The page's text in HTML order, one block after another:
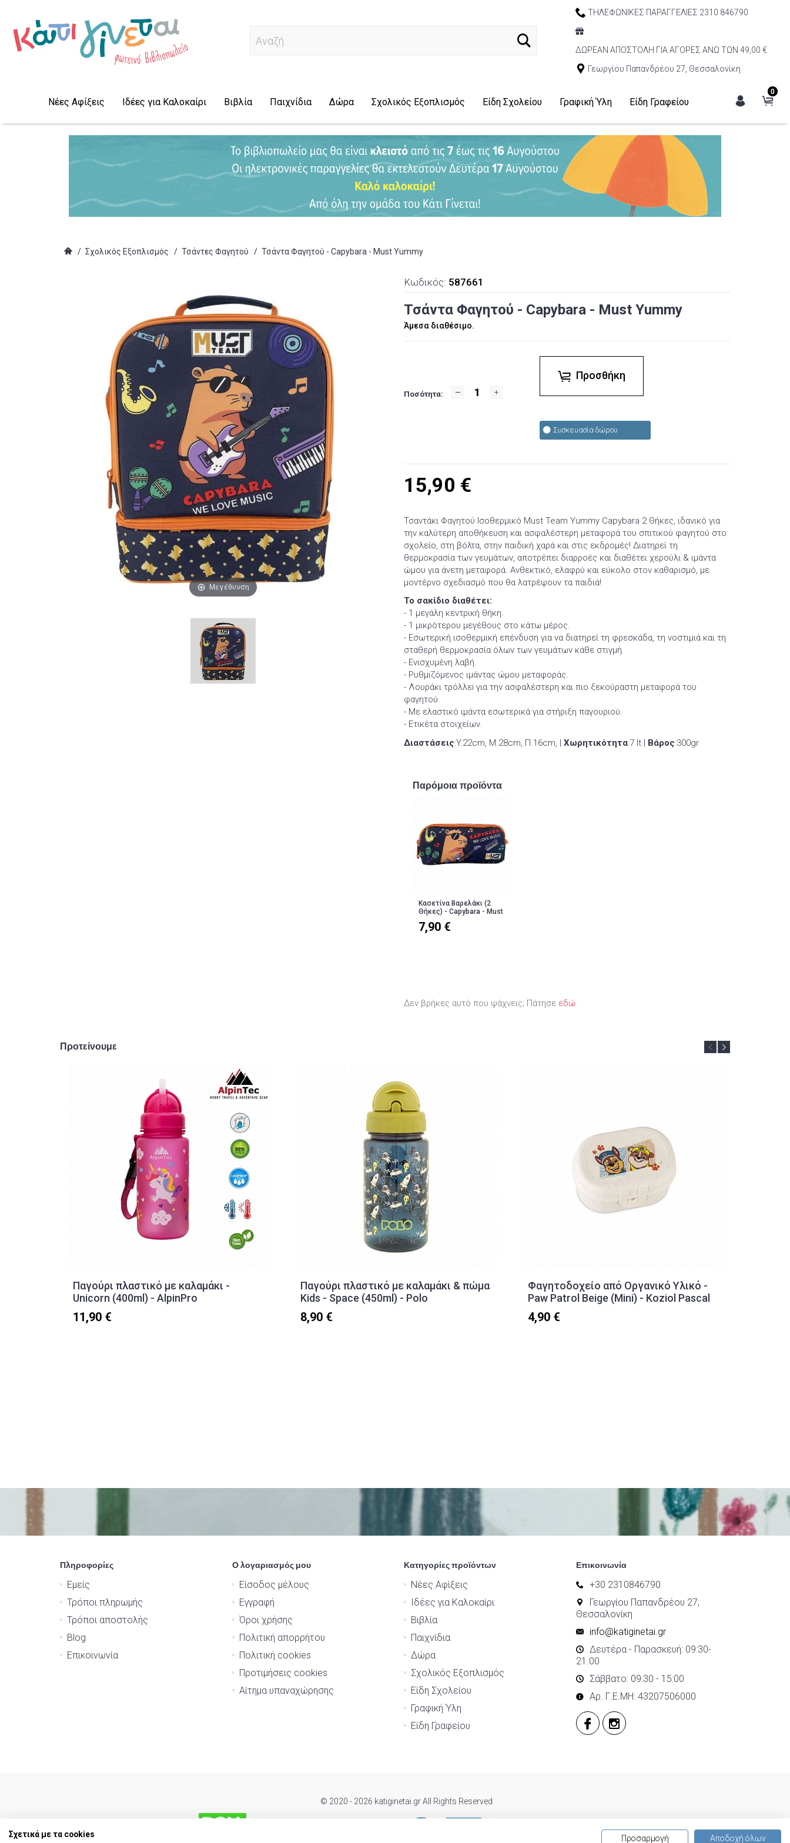
Αναζήτηση...
ΤΗΛΕΦΩΝΙΚΕΣ ΠΑΡΑΓΓΕΛΙΕΣ 2310 846790
ΔΩΡΕΑΝ ΑΠΟΣΤΟΛΗ ΓΙΑ ΑΓΟΡΕΣ ΑΝΩ ΤΩΝ 49,00 €
Γεωργίου Παπανδρέου 27, Θεσσαλονίκη
0
Νέες Αφίξεις Ιδέες για Καλοκαίρι Βιβλία Παιχνίδια Δώρα Σχολικός Εξοπλισμός Είδη Σχολείου Γραφική Ύλη Είδη Γραφείου
/ Σχολικός Εξοπλισμός / Τσάντες Φαγητού / Τσάντα Φαγητού - Capybara - Must Yummy
Μεγέθυνση
Κωδικός: 587661
Τσάντα Φαγητού - Capybara - Must Yummy
Άμεσα διαθέσιμο.
Ποσότητα:
Προσθήκη
Συσκευασία δώρου
15,90 €
Τσαντάκι Φαγητού Ισοθερμικό Must Team Yummy Capybara 2 Θήκες, ιδανικό για
την καλύτερη αποθήκευση και ασφαλέστερη μεταφορά του σπιτικού φαγητού στο
σχολείο, στη βόλτα, στην παιδική χαρά και στις εκδρομές! Διατηρεί τη
θερμοκρασία των γευμάτων, αποτρέπει διαρροές και διαθέτει χερούλι & ιμάντα
ώμου για άνετη μεταφορά. Ανθεκτικό, ελαφρύ και εύκολο στον καθαρισμό, με
μοντέρνο σχεδιασμό που θα λατρέψουν τα παιδιά!
Το σακίδιο διαθέτει:
- 1 μεγάλη κεντρική θήκη.
- 1 μικρότερου μεγέθους στο κάτω μέρος.
- Εσωτερική ισοθερμική επένδυση για να διατηρεί τη φρεσκάδα, τη νοστιμιά και τη
σταθερή θερμοκρασία όλων των γευμάτων κάθε στιγμή.
- Ενισχυμένη λαβή.
- Ρυθμιζόμενος ιμάντας ώμου μεταφοράς.
- Λουράκι τρόλλεi για την ασφαλέστερη και πιο ξεκούραστη μεταφορά του
φαγητού.
- Με ελαστικό ιμάντα εσωτερικά για στήριξη παγουριού.
- Ετικέτα στοιχείων.
Διαστάσεις:Y.22cm, Μ.28cm, Π.16cm, | Χωρητικότητα:7 lt | Βάρος:300gr
Παρόμοια προϊόντα
Κασετίνα Βαρελάκι (2
Θήκες) - Capybara - Must
7,90 €
Δεν βρήκες αυτό που ψάχνεις; Πάτησε εδώ
Προτείνουμε
Παγούρι πλαστικό με καλαμάκι -
Unicorn (400ml) - AlpinPro
11,90 €
Παγούρι πλαστικό με καλαμάκι & πώμα
Kids - Space (450ml) - Polo
8,90 €
Φαγητοδοχείο από Οργανικό Υλικό -
Paw Patrol Beige (Mini) - Koziol Pascal
4,90 €
Πληροφορίες
Εμείς
Τρόποι πληρωμής
Τρόποι αποστολής
Blog
Επικοινωνία
Ο λογαριασμός μου
Είσοδος μέλους
Εγγραφή
Όροι χρήσης
Πολιτική απορρήτου
Πολιτική cookies
Προτιμήσεις cookies
Αίτημα υπαναχώρησης
Κατηγορίες προϊόντων
Νέες Αφίξεις
Ιδέες για Καλοκαίρι
Βιβλία
Παιχνίδια
Δώρα
Σχολικός Εξοπλισμός
Είδη Σχολείου
Γραφική Ύλη
Είδη Γραφείου
Επικοινωνία
+30 2310846790
Γεωργίου Παπανδρέου 27,
Θεσσαλονίκη
info@katiginetai.gr
Δευτέρα - Παρασκευή: 09:30-
21.00
Σάββατο: 09:30 - 15:00
Αρ. Γ.Ε.ΜΗ: 43207506000
© 2020 - 2026 katiginetai.gr All Rights Reserved.
Σχετικά με τα cookies Προσαρμογή Αποδοχή όλων